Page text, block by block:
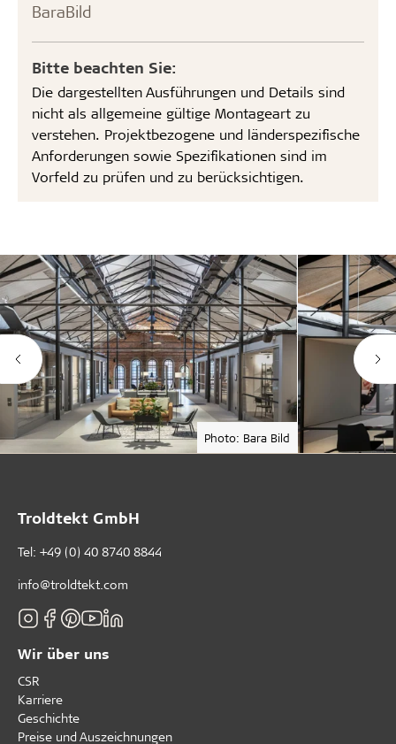
BaraBild
Bitte beachten Sie:
Die dargestellten Ausführungen und Details sind
nicht als allgemeine gültige Montageart zu
verstehen. Projektbezogene und länderspezifische
Anforderungen sowie Spezifikationen sind im
Vorfeld zu prüfen und zu berücksichtigen.
Photo: Bara Bild
Troldtekt GmbH
Tel: +49 (0) 40 8740 8844
info@troldtekt.com
Wir über uns
CSR
Karriere
Geschichte
Preise und Auszeichnungen